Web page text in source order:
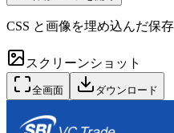
CSS と画像を埋め込んだ保
スクリーンショット
全画面 ダウンロード